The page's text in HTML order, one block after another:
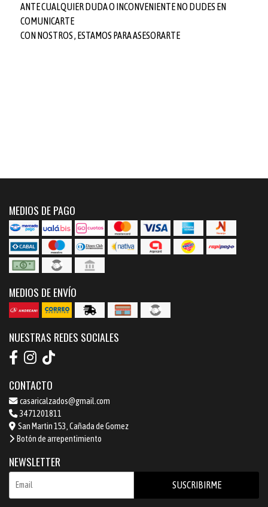
ANTE CUALQUIER DUDA O INCONVENIENTE NO DUDES EN
COMUNICARTE
CON NOSTROS , ESTAMOS PARA ASESORARTE
MEDIOS DE PAGO
MEDIOS DE ENVÍO
NUESTRAS REDES SOCIALES
CONTACTO
casaricalzados@gmail.com
3471201811
San Martin 153, Cañada de Gomez
Botón de arrepentimiento
NEWSLETTER
SUSCRIBIRME